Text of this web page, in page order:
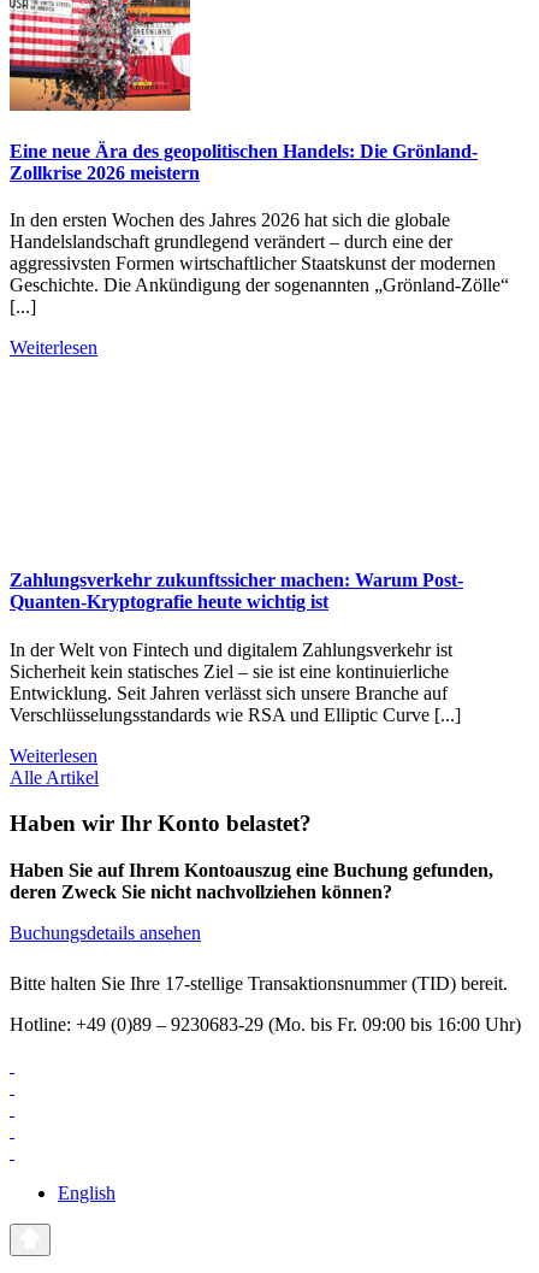
Eine neue Ära des geopolitischen Handels: Die Grönland-
Zollkrise 2026 meistern
In den ersten Wochen des Jahres 2026 hat sich die globale
Handelslandschaft grundlegend verändert – durch eine der
aggressivsten Formen wirtschaftlicher Staatskunst der modernen
Geschichte. Die Ankündigung der sogenannten „Grönland-Zölle“
[...]
Weiterlesen
Zahlungsverkehr zukunftssicher machen: Warum Post-
Quanten-Kryptografie heute wichtig ist
In der Welt von Fintech und digitalem Zahlungsverkehr ist
Sicherheit kein statisches Ziel – sie ist eine kontinuierliche
Entwicklung. Seit Jahren verlässt sich unsere Branche auf
Verschlüsselungsstandards wie RSA und Elliptic Curve [...]
Weiterlesen
Alle Artikel
Haben wir Ihr Konto belastet?
Haben Sie auf Ihrem Kontoauszug eine Buchung gefunden,
deren Zweck Sie nicht nachvollziehen können?
Buchungsdetails ansehen
Bitte halten Sie Ihre 17-stellige Transaktionsnummer (TID) bereit.
Hotline: +49 (0)89 – 9230683-29 (Mo. bis Fr. 09:00 bis 16:00 Uhr)
English